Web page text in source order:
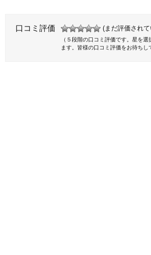
口コミ評価 (まだ評価され
（５段階の口コミ評価です。星を
ます。皆様の口コミ評価をお待ちし